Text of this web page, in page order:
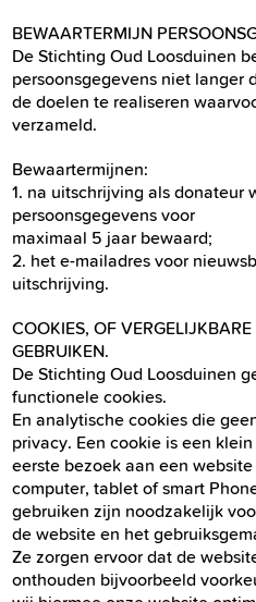
BEWAARTERMIJN
De Stichting Oud Loosduinen
persoonsgegevens niet langer
de doelen te realiseren
verzameld.
Bewaartermijnen:
1. na uitschrijving als donateur
persoonsgegevens voor
maximaal 5 jaar bewaard;
2. het e-mailadres voor
uitschrijving.
COOKIES, OF
GEBRUIKEN.
De Stichting Oud Loosduinen
functionele cookies.
En analytische cookies die
privacy. Een cookie is een
eerste bezoek aan een
computer, tablet of smart
gebruiken zijn noodzakelijk
de website en het
Ze zorgen ervoor dat de
onthouden bijvoorbeeld